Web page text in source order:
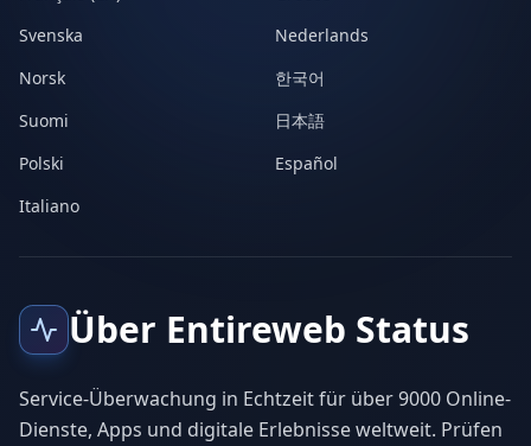
Svenska
Nederlands
Norsk
한국어
Suomi
日本語
Polski
Español
Italiano
Über Entireweb Status
Service-Überwachung in Echtzeit für über 9000 Online-
Dienste, Apps und digitale Erlebnisse weltweit. Prüfen